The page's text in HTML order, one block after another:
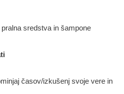
sredstva in šampone
časov/izkušenj svoje vere in